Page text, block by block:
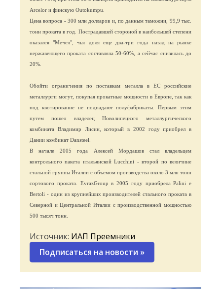
Arcelor и финскую Outokumpu.
Цена вопроса - 300 млн долларов и, по данным таможни, 99,9 тыс.
тонн проката в год. Пострадавшей стороной в наибольшей степени
оказался "Мечел", чья доля еще два-три года назад на рынке
нержавеющего проката составляла 50-60%, а сейчас снизилась до
20%.
Обойти ограничения по поставкам металла в ЕС российские
металлурги могут, покупая прокатные мощности в Европе, так как
под квотирование не подпадают полуфабрикаты. Первым этим
путем пошел владелец Новолипецкого металлургического
комбината Владимир Лисин, который в 2002 году приобрел в
Дании комбинат Dansteel.
В начале 2005 года Алексей Мордашов стал владельцем
контрольного пакета итальянской Lucchini - второй по величине
стальной группы Италии с объемом производства около 3 млн тонн
сортового проката. EvrazGroup в 2005 году приобрела Palini e
Bertoli - один из крупнейших производителей стального проката в
Северной и Центральной Италии с производственной мощностью
500 тысяч тонн.
Источник: ИАП Преемники
Подписаться на новости »